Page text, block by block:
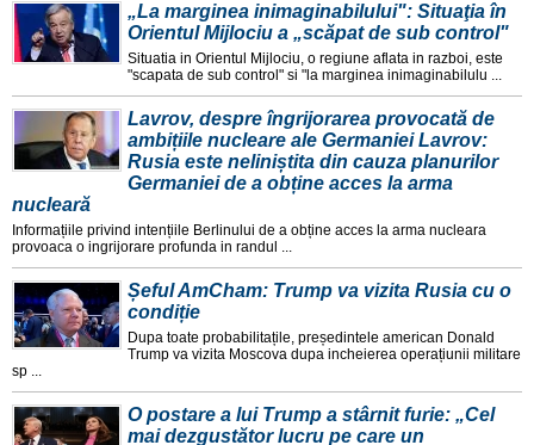
„La marginea inimaginabilului": Situaţia în
Orientul Mijlociu a „scăpat de sub control"
Situatia in Orientul Mijlociu, o regiune aflata in razboi, este
"scapata de sub control" si "la marginea inimaginabilulu ...
Lavrov, despre îngrijorarea provocată de
ambițiile nucleare ale Germaniei Lavrov:
Rusia este neliniștita din cauza planurilor
Germaniei de a obține acces la arma
nucleară
Informațiile privind intențiile Berlinului de a obține acces la arma nucleara
provoaca o ingrijorare profunda in randul ...
Șeful AmCham: Trump va vizita Rusia cu o
condiție
Dupa toate probabilitațile, președintele american Donald
Trump va vizita Moscova dupa incheierea operațiunii militare
sp ...
O postare a lui Trump a stârnit furie: „Cel
mai dezgustător lucru pe care un